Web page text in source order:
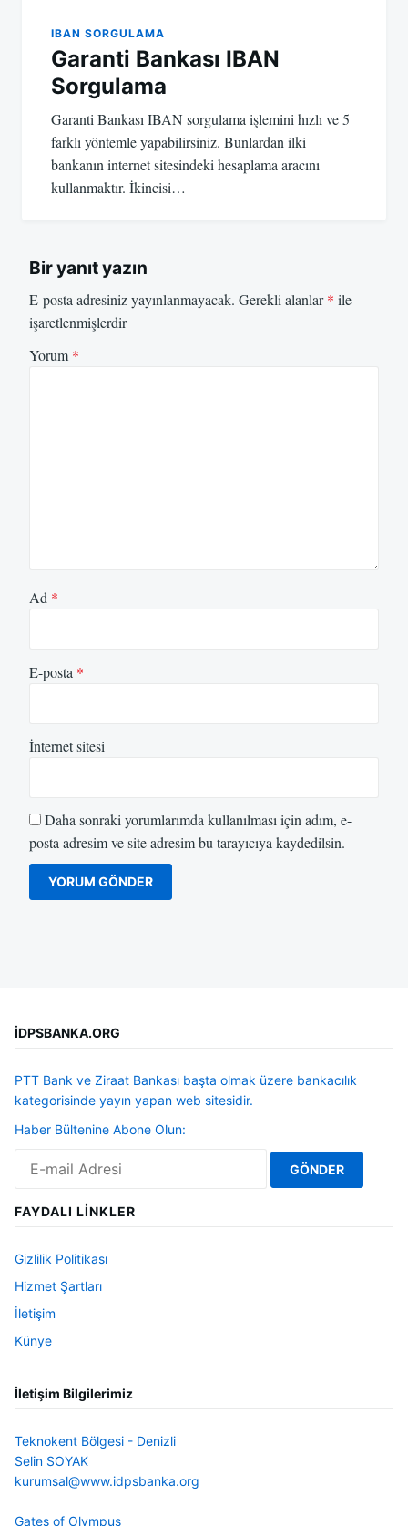
IBAN SORGULAMA
Garanti Bankası IBAN
Sorgulama
Garanti Bankası IBAN sorgulama işlemini hızlı ve 5
farklı yöntemle yapabilirsiniz. Bunlardan ilki
bankanın internet sitesindeki hesaplama aracını
kullanmaktır. İkincisi…
Bir yanıt yazın
E-posta adresiniz yayınlanmayacak. Gerekli alanlar* ile
işaretlenmişlerdir
Yorum *
Ad *
E-posta *
İnternet sitesi
Daha sonraki yorumlarımda kullanılması için adım, e-
posta adresim ve site adresim bu tarayıcıya kaydedilsin.
İDPSBANKA.ORG
PTT Bank ve Ziraat Bankası başta olmak üzere bankacılık
kategorisinde yayın yapan web sitesidir.
Haber Bültenine Abone Olun:
FAYDALI LINKLER
Gizlilik Politikası
Hizmet Şartları
İletişim
Künye
İletişim Bilgilerimiz
Teknokent Bölgesi - Denizli
Selin SOYAK
kurumsal@www.idpsbanka.org
Gates of Olympus